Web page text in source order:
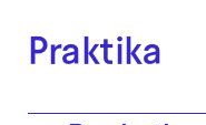
Praktika